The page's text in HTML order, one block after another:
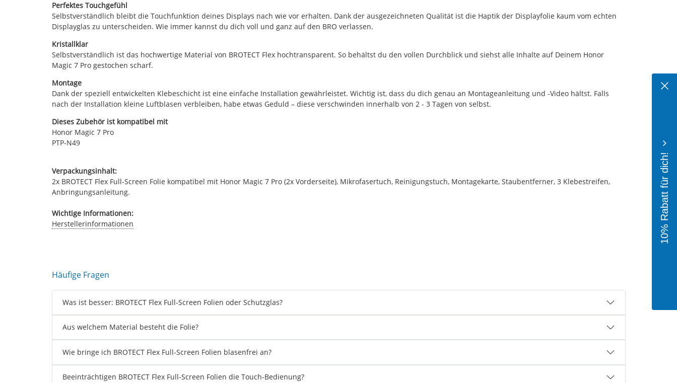
Perfektes Touchgefühl
Selbstverständlich bleibt die Touchfunktion deines Displays nach wie vor erhalten. Dank der ausgezeichneten Qualität ist die Haptik der Displayfolie kaum vom echten
Displayglas zu unterscheiden. Wie immer kannst du dich voll und ganz auf den BRO verlassen.
Kristallklar
Selbstverständlich ist das hochwertige Material von BROTECT Flex hochtransparent. So behältst du den vollen Durchblick und siehst alle Inhalte auf Deinem Honor
Magic 7 Pro gestochen scharf.
Montage
Dank der speziell entwickelten Klebeschicht ist eine einfache Installation gewährleistet. Wichtig ist, dass du dich genau an Montageanleitung und -Video hältst. Falls
nach der Installation kleine Luftblasen verbleiben, habe etwas Geduld – diese verschwinden innerhalb von 2 - 3 Tagen von selbst.
Dieses Zubehör ist kompatibel mit
Honor Magic 7 Pro
PTP-N49
Verpackungsinhalt:
2x BROTECT Flex Full-Screen Folie kompatibel mit Honor Magic 7 Pro (2x Vorderseite), Mikrofasertuch, Reinigungstuch, Montagekarte, Staubentferner, 3 Klebestreifen,
Anbringungsanleitung.
Wichtige Informationen:
Herstellerinformationen
Häufige Fragen
Was ist besser: BROTECT Flex Full-Screen Folien oder Schutzglas?
Aus welchem Material besteht die Folie?
Wie bringe ich BROTECT Flex Full-Screen Folien blasenfrei an?
Beeinträchtigen BROTECT Flex Full-Screen Folien die Touch-Bedienung?
10% Rabatt für dich!